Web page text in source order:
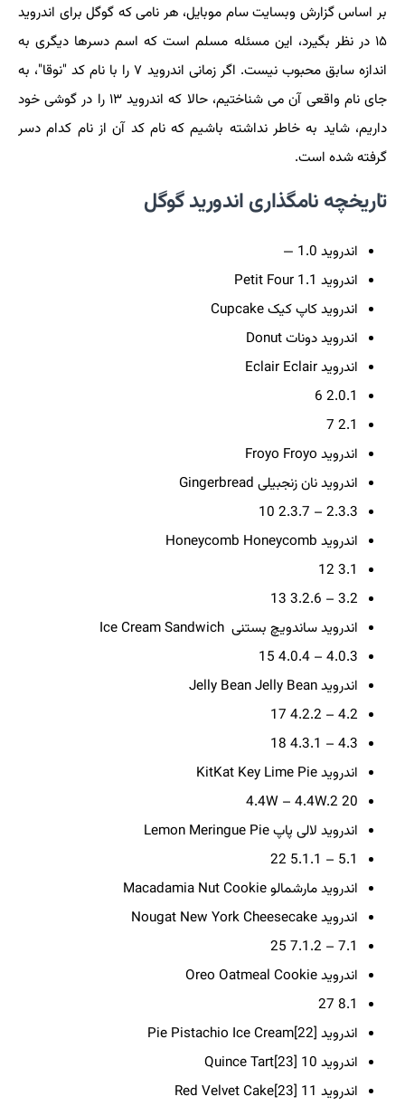
بر اساس گزارش وبسایت سام موبایل، هر نامی که گوگل برای اندروید
۱۵ در نظر بگیرد، این مسئله مسلم است که اسم دسرها دیگری به
اندازه سابق محبوب نیست. اگر زمانی اندروید ۷ را با نام کد "نوقا"، به
جای نام واقعی آن می شناختیم، حالا که اندروید ۱۳ را در گوشی خود
داریم، شاید به خاطر نداشته باشیم که نام کد آن از نام کدام دسر
گرفته شده است.
تاریخچه نامگذاری اندورید گوگل
اندروید 1.0
—
اندروید 1.1
Petit Four
اندروید کاپ کیکCupcake
اندروید دوناتDonut
اندروید EclairEclair
2.0.1
6
2.1
7
اندروید Froyo Froyo
اندروید نان زنجبیلی Gingerbread
2.3.3 – 2.3.7
10
اندروید Honeycomb Honeycomb
3.1
12
3.2 – 3.2.6
13
اندروید ساندویچ بستنی Ice Cream Sandwich
4.0.3 – 4.0.4
15
اندروید Jelly BeanJelly Bean
4.2 – 4.2.2
17
4.3 – 4.3.1
18
اندروید KitKatKey Lime Pie
4.4W – 4.4W.2 20
اندروید لالی پاپLemon Meringue Pie
5.1 – 5.1.1
22
اندروید مارشمالوMacadamia Nut Cookie
اندروید NougatNew York Cheesecake
7.1 – 7.1.2
25
اندروید OreoOatmeal Cookie
8.1
27
اندروید Pie Pistachio Ice Cream[22]
اندروید 10
Quince Tart[23]
اندروید 11
Red Velvet Cake[23]